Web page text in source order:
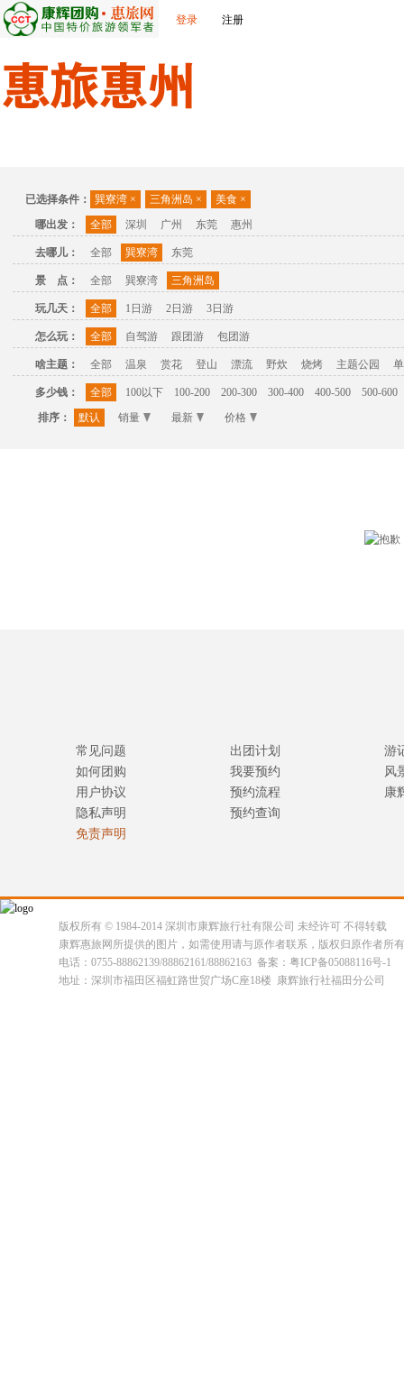
登录 注册
已选择条件： 巽寮湾 × 三角洲岛 × 美食 ×
哪出发：
全部 深圳 广州 东莞 惠州
去哪儿： 全部 巽寮湾 东莞
景 点： 全部 巽寮湾 三角洲岛
玩几天： 全部 1日游 2日游 3日游
怎么玩： 全部 自驾游 跟团游 包团游
啥主题： 全部 温泉 赏花 登山 漂流 野炊 烧烤 主题公园
多少钱： 全部 100以下 100-200 200-300 300-400 400-500
500-600
排序：
默认 销量 最新 价格
常见问题
如何团购
用户协议
隐私声明
免责声明
出团计划
我要预约
预约流程
预约查询
游
风
康
版权所有 © 1984-2014 深圳市康辉旅行社有限公司 未经许可 不得转载
康辉惠旅网所提供的图片，如需使用请与原作者联系，版权归原作者所
电话：0755-88862139/88862161/88862163 备案：粤ICP备05088116号-1
地址：深圳市福田区福虹路世贸广场C座18楼 康辉旅行社福田分公司